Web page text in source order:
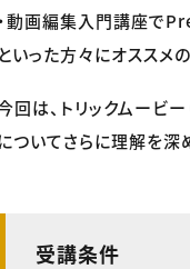
動画編集入門講座で
といった方々にオススメ
回は、トリックムービ
ついてさらに理解を深
受講条件